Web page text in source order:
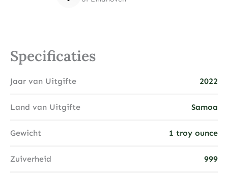
Specificaties
Jaar van Uitgifte 2022
Land van Uitgifte Samoa
Gewicht 1 troy ounce
Zuiverheid 999